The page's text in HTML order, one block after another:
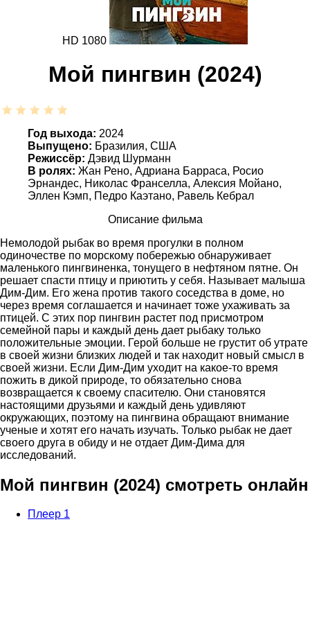
HD 1080
Мой пингвин (2024)
Год выхода: 2024
Выпущено: Бразилия, США
Режиссёр: Дэвид Шурманн
В ролях: Жан Рено, Адриана Барраса, Росио
Эрнандес, Николас Франселла, Алексия Мойано,
Эллен Кэмп, Педро Каэтано, Равель Кебрал
Описание фильма
Немолодой рыбак во время прогулки в полном
одиночестве по морскому побережью обнаруживает
маленького пингвиненка, тонущего в нефтяном пятне. Он
решает спасти птицу и приютить у себя. Называет малыша
Дим-Дим. Его жена против такого соседства в доме, но
через время соглашается и начинает тоже ухаживать за
птицей. С этих пор пингвин растет под присмотром
семейной пары и каждый день дает рыбаку только
положительные эмоции. Герой больше не грустит об утрате
в своей жизни близких людей и так находит новый смысл в
своей жизни. Если Дим-Дим уходит на какое-то время
пожить в дикой природе, то обязательно снова
возвращается к своему спасителю. Они становятся
настоящими друзьями и каждый день удивляют
окружающих, поэтому на пингвина обращают внимание
ученые и хотят его начать изучать. Только рыбак не дает
своего друга в обиду и не отдает Дим-Дима для
исследований.
Мой пингвин (2024) смотреть онлайн
Плеер 1